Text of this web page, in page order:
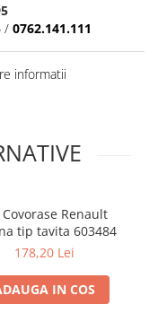
/ 0762.141.111
informatii
Covorase Renault
tip tavita 603484
178,20 Lei
IN COS